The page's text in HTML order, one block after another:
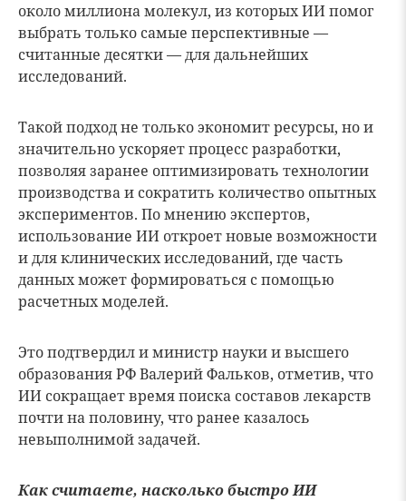
около миллиона молекул, из которых ИИ помог
выбрать только самые перспективные —
считанные десятки — для дальнейших
исследований.
Такой подход не только экономит ресурсы, но и
значительно ускоряет процесс разработки,
позволяя заранее оптимизировать технологии
производства и сократить количество опытных
экспериментов. По мнению экспертов,
использование ИИ откроет новые возможности
и для клинических исследований, где часть
данных может формироваться с помощью
расчетных моделей.
Это подтвердил и министр науки и высшего
образования РФ Валерий Фальков, отметив, что
ИИ сокращает время поиска составов лекарств
почти на половину, что ранее казалось
невыполнимой задачей.
Как считаете, насколько быстро ИИ